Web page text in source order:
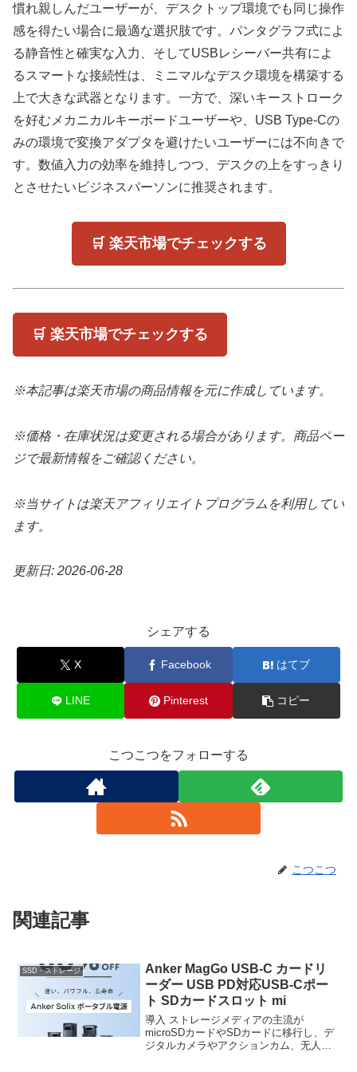
慣れ親しんだユーザーが、デスクトップ環境でも同じ操作
感を得たい場合に最適な選択肢です。パンタグラフ式によ
る静音性と確実な入力、そしてUSBレシーバー共有によ
るスマートな接続性は、ミニマルなデスク環境を構築する
上で大きな武器となります。一方で、深いキーストローク
を好むメカニカルキーボードユーザーや、USB Type-Cの
みの環境で変換アダプタを避けたいユーザーには不向きで
す。数値入力の効率を維持しつつ、デスクの上をすっきり
とさせたいビジネスパーソンに推奨されます。
🛒 楽天市場でチェックする
🛒 楽天市場でチェックする
※本記事は楽天市場の商品情報を元に作成しています。
※価格・在庫状況は変更される場合があります。商品ペー
ジで最新情報をご確認ください。
※当サイトは楽天アフィリエイトプログラムを利用してい
ます。
更新日: 2026-06-28
シェアする
X Facebook はてブ
LINE Pinterest コピー
こつこつをフォローする
こつこつ
関連記事
SSD・ストレージ
Anker MagGo USB-C カードリ
ーダー USB PD対応USB-Cポー
ト SDカードスロット mi
導入 ストレージメディアの主流が
microSDカードやSDカードに移行し、デ
ジタルカメラやアクションカム、无人机